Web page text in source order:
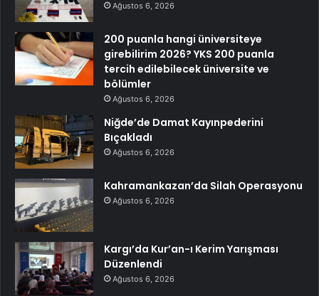
Ağustos 6, 2026
200 puanla hangi üniversiteye
girebilirim 2026? YKS 200 puanla
tercih edilebilecek üniversite ve
bölümler
Ağustos 6, 2026
Niğde’de Damat Kayınpederini
Bıçakladı
Ağustos 6, 2026
Kahramankazan’da Silah Operasyonu
Ağustos 6, 2026
Kargı’da Kur’an-ı Kerim Yarışması
Düzenlendi
Ağustos 6, 2026